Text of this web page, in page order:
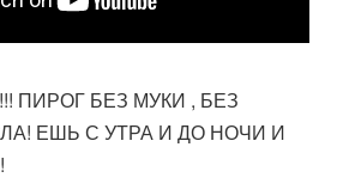
ПИРОГ БЕЗ МУКИ , БЕЗ
ЕШЬ С УТРА И ДО НОЧИ И